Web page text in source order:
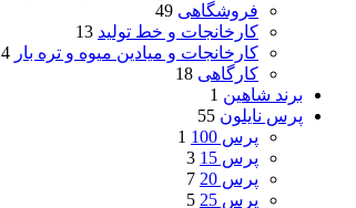
فروشگاهی 49
کارخانجات و خط تولید 13
کارخانجات و میادین میوه و تره بار 4
کارگاهی 18
برند شاهین 1
پرس نایلون 55
پرس 100
1
پرس 15
3
پرس 20
7
پرس 25
5